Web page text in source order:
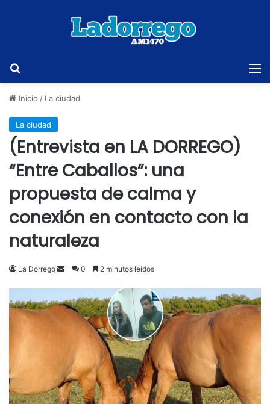
Inicio / La ciudad
La ciudad
(Entrevista en LA DORREGO)
“Entre Caballos”: una
propuesta de calma y
conexión en contacto con la
naturaleza
La Dorrego
Send
email
0 2 minutos leídos